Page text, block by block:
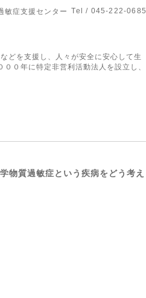
敏症支援センター Tel / 045-222-0685
どを支援し、人々が安全に安心して生
０年に特定非営利活動法人を設立し、
物質過敏症という疾病をどう考え